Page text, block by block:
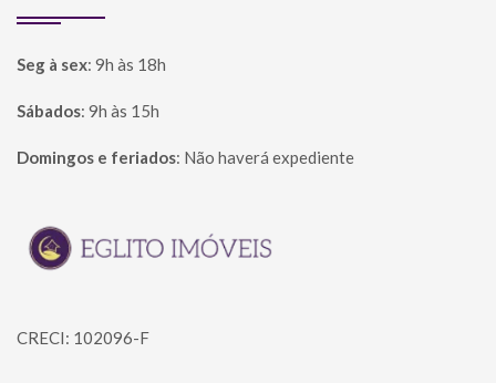
Seg à sex: 9h às 18h
Sábados: 9h às 15h
Domingos e feriados: Não haverá expediente
Página inicial
CRECI: 102096-F